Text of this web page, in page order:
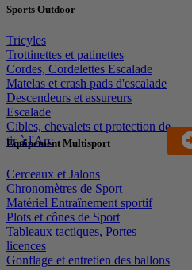
Sports Outdoor
Tricyles
Trottinettes et patinettes
Cordes, Cordelettes Escalade
Matelas et crash pads d'escalade
Descendeurs et assureurs
Escalade
Cibles, chevalets et protection de
tir à l'Arc
Equipement Multisport
Cerceaux et Jalons
Chronomètres de Sport
Matériel Entraînement sportif
Plots et cônes de Sport
Tableaux tactiques, Portes
licences
Gonflage et entretien des ballons